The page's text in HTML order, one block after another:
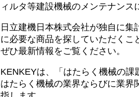
ィルタ等建設機械のメンテナンス
日立建機日本株式会社が独自に
に必要な商品を探していただくこ
ぜひ最新情報をご覧ください。
KENKEYは、「はたらく機械の課
はたらく機械の業界ならびに業界